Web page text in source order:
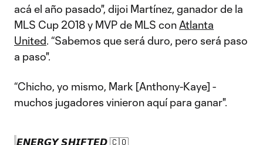
acá el año pasado", dijoi Martínez, ganador de la
MLS Cup 2018 y MVP de MLS con Atlanta
United. “Sabemos que será duro, pero será paso
a paso".
“Chicho, yo mismo, Mark [Anthony-Kaye] -
muchos jugadores vinieron aquí para ganar".
𝙀𝙉𝙀𝙍𝙂𝙔 𝙎𝙃𝙄𝙁𝙏𝙀𝘿 🇨🇴